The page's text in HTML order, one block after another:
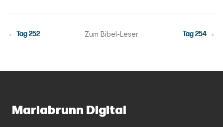
← Tag252 Zum Bibel-Leser Tag254 →
Mariabrunn Digital